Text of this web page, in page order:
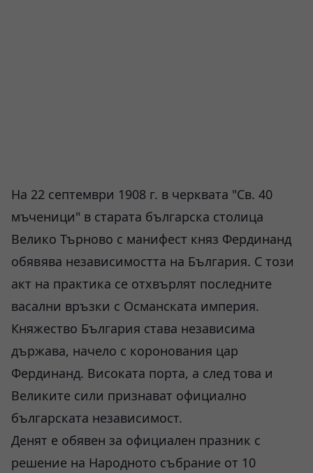
На 22 септември 1908 г. в черквата "Св. 40
мъченици" в старата българска столица
Велико Търново с манифест княз Фердинанд
обявява независимостта на България. С този
акт на практика се отхвърлят последните
васални връзки с Османската империя.
Княжество България става независима
държава, начело с коронования цар
Фердинанд. Високата порта, а след това и
Великите сили признават официално
българската независимост.
Денят е обявен за официален празник с
решение на Народното събрание от 10